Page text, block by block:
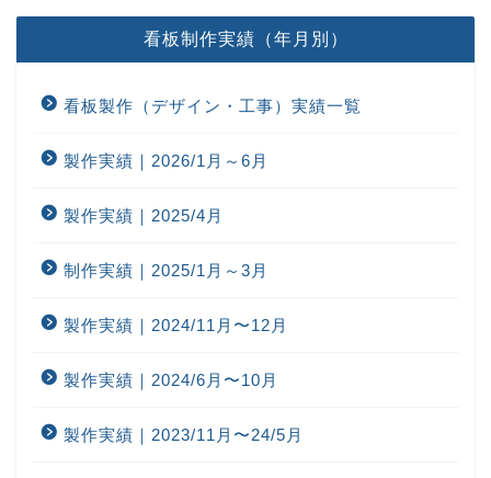
看板制作実績（年月別）
看板製作（デザイン・工事）実績一覧
製作実績｜2026/1月～6月
製作実績｜2025/4月
制作実績｜2025/1月～3月
製作実績｜2024/11月〜12月
製作実績｜2024/6月〜10月
製作実績｜2023/11月〜24/5月